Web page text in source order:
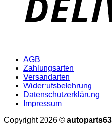
AGB
Zahlungsarten
Versandarten
Widerrufsbelehrung
Datenschutzerklärung
Impressum
Copyright 2026 © autoparts63